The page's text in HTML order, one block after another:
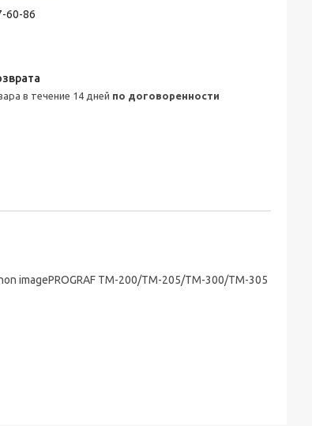
60-86
в течение 14 дней по договоренности
imagePROGRAF TM-200/TM-205/TM-300/TM-305